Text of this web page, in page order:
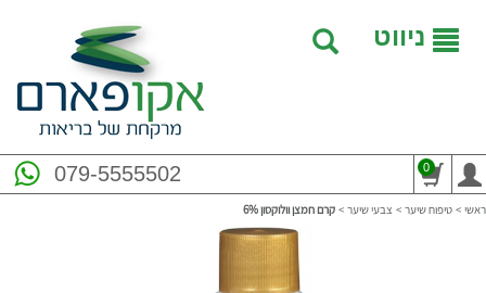
ניווט
079-5555502 0
ראשי > טיפוח שיער > צבעי שיער > קרם חמצן וולוקסון 6%